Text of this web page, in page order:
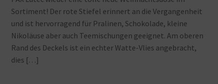
Sortiment! Der rote Stiefel erinnert an die Vergangenheit
und ist hervorragend für Pralinen, Schokolade, kleine
Nikoläuse aber auch Teemischungen geeignet. Am oberen
Rand des Deckels ist ein echter Watte-Vlies angebracht,
dies […]